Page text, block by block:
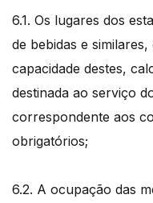
6.1. Os lugares dos
de bebidas e
capacidade destes,
destinada ao serviço
correspondente aos
obrigatórios;
6.2. A ocupação das